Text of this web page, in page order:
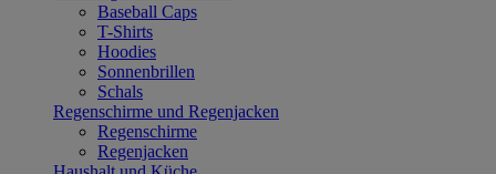
Baseball Caps
T-Shirts
Hoodies
Sonnenbrillen
Schals
Regenschirme und Regenjacken
Regenschirme
Regenjacken